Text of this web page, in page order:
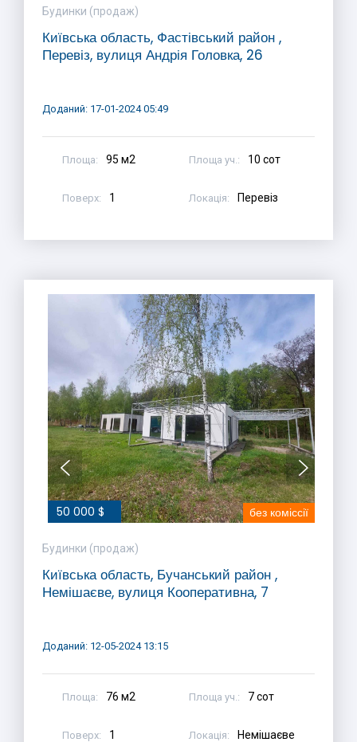
Будинки (продаж)
Київська область, Фастівський район ,
Перевіз, вулиця Андрія Головка, 26
Доданий: 17-01-2024 05:49
Площа: 95 м2 Площа уч.: 10 сот
Поверх: 1 Локація: Перевіз
50 000 $ без коміссії
Будинки (продаж)
Київська область, Бучанський район ,
Немішаєве, вулиця Кооперативна, 7
Доданий: 12-05-2024 13:15
Площа: 76 м2 Площа уч.: 7 сот
Поверх: 1 Локація: Немішаєве